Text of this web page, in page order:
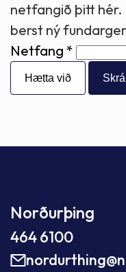
netfangið þitt
berst ný
Netfang
Hætta við
Norðurþing
464 6100